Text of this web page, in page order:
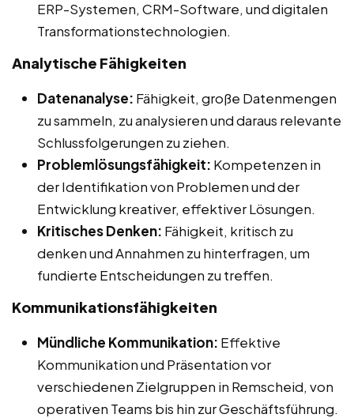
ERP-Systemen, CRM-Software, und digitalen
Transformationstechnologien.
Analytische Fähigkeiten
Datenanalyse: Fähigkeit, große Datenmengen
zu sammeln, zu analysieren und daraus relevante
Schlussfolgerungen zu ziehen.
Problemlösungsfähigkeit: Kompetenzen in
der Identifikation von Problemen und der
Entwicklung kreativer, effektiver Lösungen.
Kritisches Denken: Fähigkeit, kritisch zu
denken und Annahmen zu hinterfragen, um
fundierte Entscheidungen zu treffen.
Kommunikationsfähigkeiten
Mündliche Kommunikation: Effektive
Kommunikation und Präsentation vor
verschiedenen Zielgruppen in Remscheid, von
operativen Teams bis hin zur Geschäftsführung.